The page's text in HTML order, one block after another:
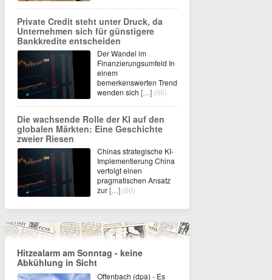
Private Credit steht unter Druck, da
Unternehmen sich für günstigere
Bankkredite entscheiden
Der Wandel im
Finanzierungsumfeld In
einem
bemerkenswerten Trend
wenden sich […] (00)
Die wachsende Rolle der KI auf den
globalen Märkten: Eine Geschichte
zweier Riesen
Chinas strategische KI-
Implementierung China
verfolgt einen
pragmatischen Ansatz
zur[…] (00)
Hitzealarm am Sonntag - keine
Abkühlung in Sicht
Offenbach (dpa) - Es